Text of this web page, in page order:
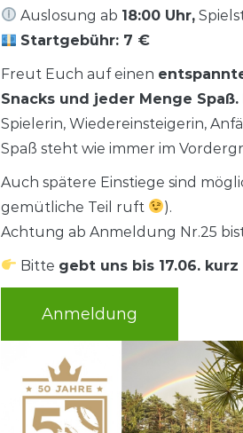
Auslosung ab 18:00 Uhr,
Startgebühr: 7 €
Freut Euch auf einen
Snacks und jeder Menge Spaß.
Spielerin, Wiedereinsteigerin,
Spaß steht wie immer im
Auch spätere Einstiege sind
gemütliche Teil ruft
).
Achtung ab Anmeldung Nr.25
Bitte gebt uns bis 17.06.
Anmeldung